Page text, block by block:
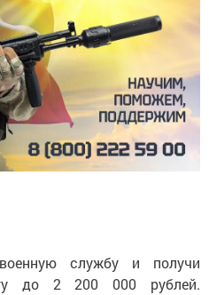
службу и получи
до 2 200 000 рублей.